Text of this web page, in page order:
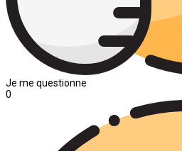
Je me questionne
0